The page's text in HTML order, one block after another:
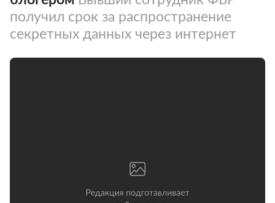
получил срок за распространение
секретных данных через интернет